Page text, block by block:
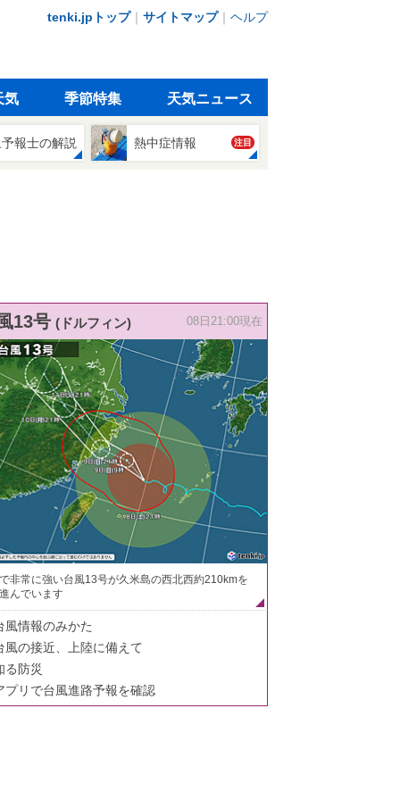
tenki.jpトップ｜ サイトマップ｜ ヘルプ
気 季節特集 天気ニュース
報士の解説 熱中症情報 注目
13号 (ドルフィン) 08日21:00現在
非常に強い台風13号が久米島の西北西約210kmを
んでいます
風情報のみかた
風の接近、上陸に備えて
る防災
プリで台風進路予報を確認